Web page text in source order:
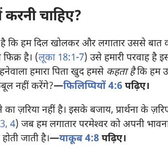
करनी चाहिए?
है कि हम दिल खोलकर और लगातार उससे बात
है। (लूका 18:1-7) उसे हमारी परवाह है
हमारा पिता खुद हमसे कहता हैकि हम
नहीं करेंगे?—फिलिप्पियों 4:6 पढ़िए।
का ज़रिया नहीं है। इसके बजाय, प्रार्थना के
4) जब हम लगातार परमेश्‍वर को अपनी
जाती है।—याकूब 4:8 पढ़िए।